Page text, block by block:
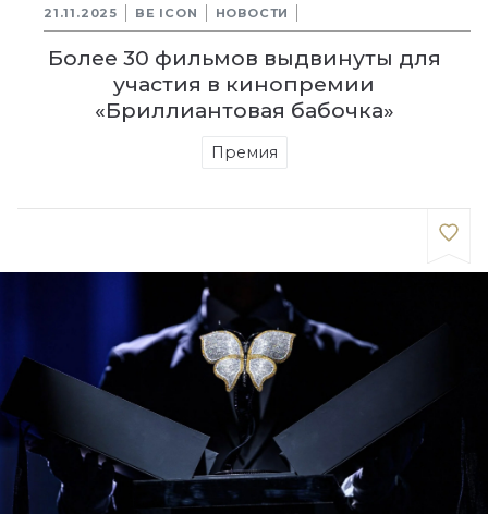
21.11.2025 BE ICON НОВОСТИ
Более 30 фильмов выдвинуты для
участия в кинопремии
«Бриллиантовая бабочка»
Премия